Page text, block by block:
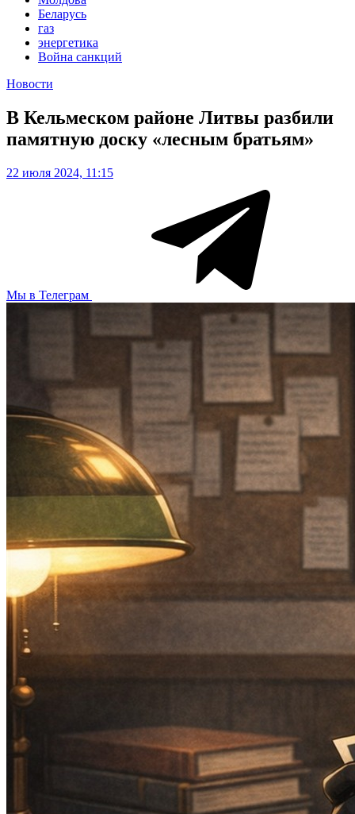
Беларусь
газ
энергетика
Война санкций
Новости
В Кельмеском районе Литвы разбили
памятную доску «лесным братьям»
22 июля 2024, 11:15
Мы в Телеграм